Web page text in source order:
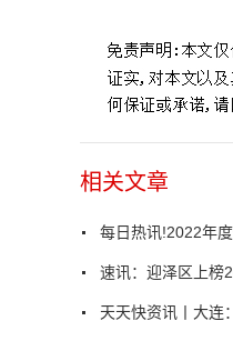
相关文章
每日热讯!2022年
速讯：迎泽区上榜
天天快资讯丨大连